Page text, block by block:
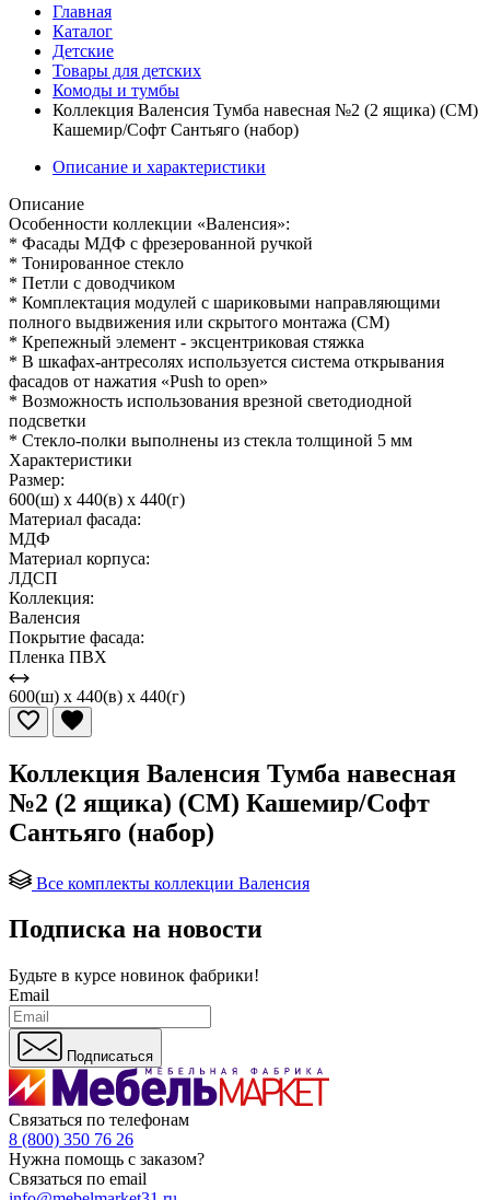
Главная
Каталог
Детские
Товары для детских
Комоды и тумбы
Коллекция Валенсия Тумба навесная №2 (2 ящика) (СМ)
Кашемир/Софт Сантьяго (набор)
Описание и характеристики
Описание
Особенности коллекции «Валенсия»:
* Фасады МДФ с фрезерованной ручкой
* Тонированное стекло
* Петли с доводчиком
* Комплектация модулей с шариковыми направляющими
полного выдвижения или скрытого монтажа (СМ)
* Крепежный элемент - эксцентриковая стяжка
* В шкафах-антресолях используется система открывания
фасадов от нажатия «Push to open»
* Возможность использования врезной светодиодной
подсветки
* Стекло-полки выполнены из стекла толщиной 5 мм
Характеристики
Размер:
600(ш) x 440(в) x 440(г)
Материал фасада:
МДФ
Материал корпуса:
ЛДСП
Коллекция:
Валенсия
Покрытие фасада:
Пленка ПВХ
600(ш) x 440(в) x 440(г)
Коллекция Валенсия Тумба навесная
№2 (2 ящика) (СМ) Кашемир/Софт
Сантьяго (набор)
Все комплекты коллекции Валенсия
Подписка на новости
Будьте в курсе новинок фабрики!
Email
Подписаться
Связаться по телефонам
8 (800) 350 76 26
Нужна помощь с заказом?
Связаться по email